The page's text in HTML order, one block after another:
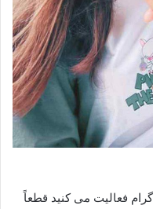
فعالیت می کنید قطعاً